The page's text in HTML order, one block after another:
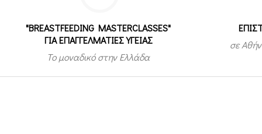
"BREASTFEEDING MASTERCLASSES"
ΓΙΑ ΕΠΑΓΓΕΛΜΑΤΙΕΣ ΥΓΕΙΑΣ
Το μοναδικό στην Ελλάδα
σε